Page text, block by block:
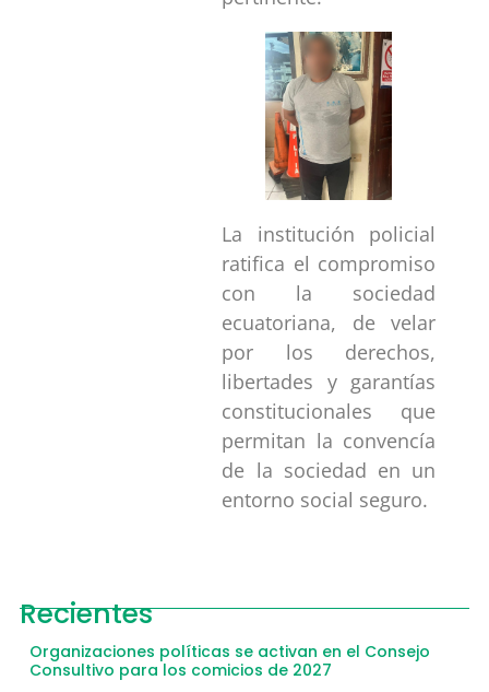
La institución policial
ratifica el compromiso
con la sociedad
ecuatoriana, de velar
por los derechos,
libertades y garantías
constitucionales que
permitan la convencía
de la sociedad en un
entorno social seguro.
Recientes
Organizaciones políticas se activan en el Consejo
Consultivo para los comicios de 2027